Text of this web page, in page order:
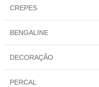
CREPES
BENGALINE
DECORAÇÃO
PERCAL